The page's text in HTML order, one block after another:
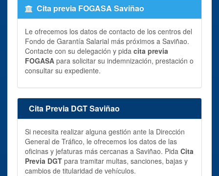
Cita previa FOGASA Saviñao
Le ofrecemos los datos de contacto de los centros del
Fondo de Garantía Salarial más próximos a Saviñao.
Contacte con su delegación y pida cita previa
FOGASA para solicitar su indemnización, prestación o
consultar su expediente.
Cita Previa DGT Saviñao
Si necesita realizar alguna gestión ante la Dirección
General de Tráfico, le ofrecemos los datos de las
oficinas y jefaturas más cercanas a Saviñao. Pida Cita
Previa DGT para tramitar multas, sanciones, bajas y
cambios de titularidad de vehículos.